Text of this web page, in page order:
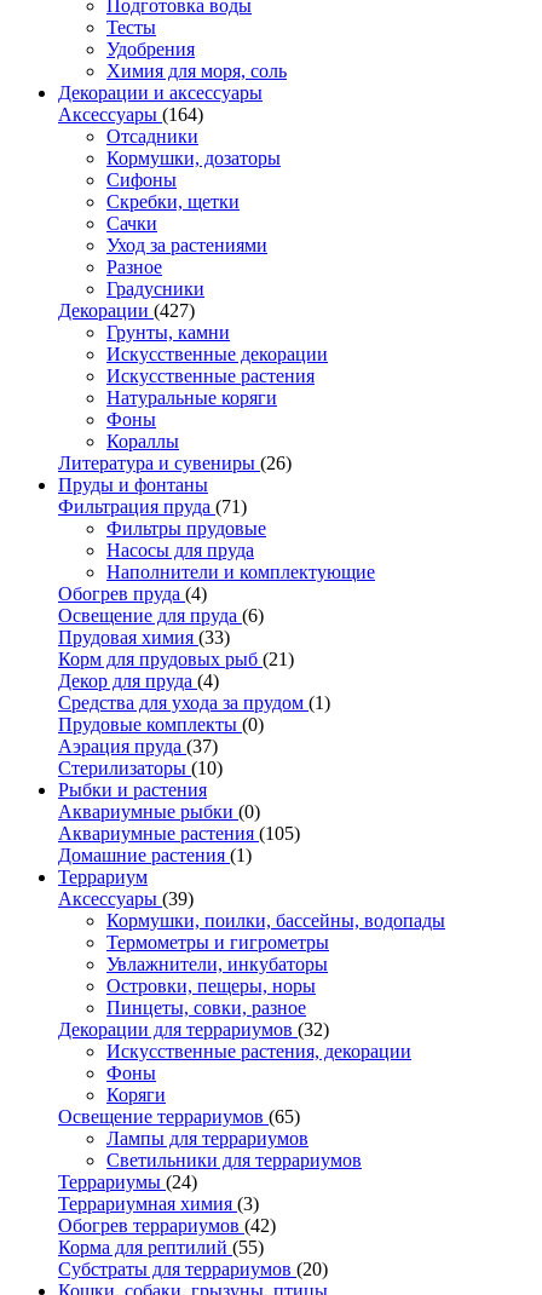
Подготовка воды
Тесты
Удобрения
Химия для моря, соль
Декорации и аксессуары
Аксессуары (164)
Отсадники
Кормушки, дозаторы
Сифоны
Скребки, щетки
Сачки
Уход за растениями
Разное
Градусники
Декорации (427)
Грунты, камни
Искусственные декорации
Искусственные растения
Натуральные коряги
Фоны
Кораллы
Литература и сувениры (26)
Пруды и фонтаны
Фильтрация пруда (71)
Фильтры прудовые
Насосы для пруда
Наполнители и комплектующие
Обогрев пруда (4)
Освещение для пруда (6)
Прудовая химия (33)
Корм для прудовых рыб (21)
Декор для пруда (4)
Средства для ухода за прудом (1)
Прудовые комплекты (0)
Аэрация пруда (37)
Стерилизаторы (10)
Рыбки и растения
Аквариумные рыбки (0)
Аквариумные растения (105)
Домашние растения (1)
Террариум
Аксессуары (39)
Кормушки, поилки, бассейны, водопады
Термометры и гигрометры
Увлажнители, инкубаторы
Островки, пещеры, норы
Пинцеты, совки, разное
Декорации для террариумов (32)
Искусственные растения, декорации
Фоны
Коряги
Освещение террариумов (65)
Лампы для террариумов
Светильники для террариумов
Террариумы (24)
Террариумная химия (3)
Обогрев террариумов (42)
Корма для рептилий (55)
Субстраты для террариумов (20)
Кошки, собаки, грызуны, птицы